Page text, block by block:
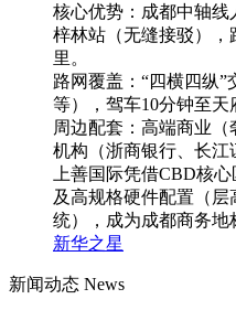
核心优势：成都中轴线
梓林站（无缝接驳），
里。
路网覆盖：“四横四纵
等），驾车10分钟至天
周边配套：高端商业
机构（浙商银行、长江
上善国际凭借CBD核
及高规格硬件配置（
统），成为成都商务地
新华之星
新闻动态 News